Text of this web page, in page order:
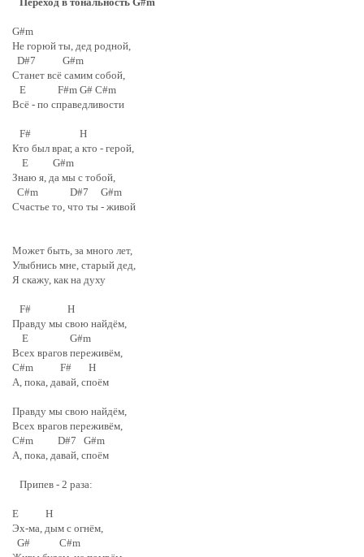
G#m
Не горюй ты, дед родной,
D#7 G#m
Станет всё самим собой,
E F#m G# C#m
Всё - по справедливости
F# H
Кто был враг, а кто - герой,
E G#m
Знаю я, да мы с тобой,
C#m D#7 G#m
Счастье то, что ты - живой
Может быть, за много лет,
Улыбнись мне, старый дед,
Я скажу, как на духу
F# H
Правду мы свою найдём,
E G#m
Всех врагов переживём,
C#m F# H
А, пока, давай, споём
Правду мы свою найдём,
Всех врагов переживём,
C#m D#7 G#m
А, пока, давай, споём
Припев - 2 раза:
E H
Эх-ма, дым с огнём,
G# C#m